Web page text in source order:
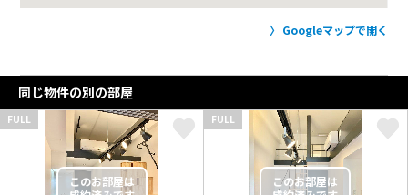
Googleマップで開く
同じ物件の別の部屋
FULL FULL